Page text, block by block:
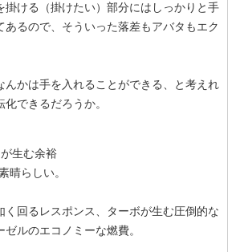
掛ける（掛けたい）部分にはしっかりと手
あるので、そういった落差もアバタもエク
んかは手を入れることができる、と考えれ
できるだろうか。
生む余裕
晴らしい。
く回るレスポンス、ターボが生む圧倒的な
ゼルのエコノミーな燃費。